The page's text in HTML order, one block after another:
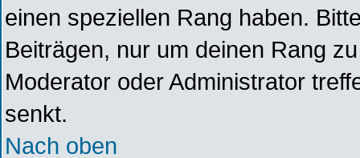
einen speziellen Rang haben.
Beiträgen, nur um deinen Rang
Moderator oder Administrator
senkt.
Nach oben